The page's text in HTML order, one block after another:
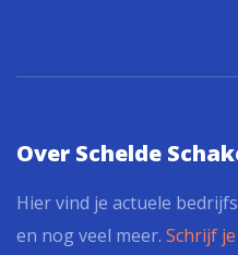
Over Schelde
Hier vind je actuele
en nog veel meer. Schrijf